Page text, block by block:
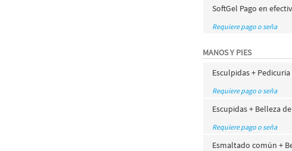
SoftGel Pago en
Requiere pago o seña
MANOS Y PIES
Esculpidas +
Requiere pago o seña
Escupidas + Belleza
Requiere pago o seña
Esmaltado común +